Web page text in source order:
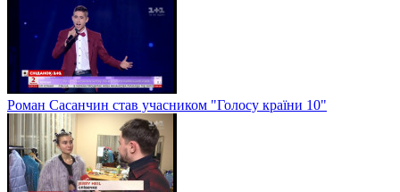
Роман Сасанчин став учасником "Голосу країни 10"